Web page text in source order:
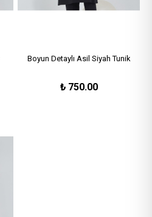
Boyun Detaylı Asil Siyah Tunik
₺ 750.00